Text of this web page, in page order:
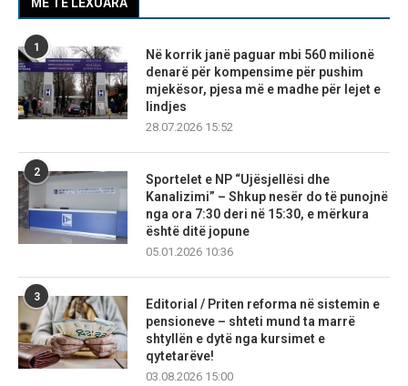
1
Në korrik janë paguar mbi 560 milionë
denarë për kompensime për pushim
mjekësor, pjesa më e madhe për lejet e
lindjes
28.07.2026 15:52
2
Sportelet e NP “Ujësjellësi dhe
Kanalizimi” – Shkup nesër do të punojnë
nga ora 7:30 deri në 15:30, e mërkura
është ditë jopune
05.01.2026 10:36
3
Editorial / Priten reforma në sistemin e
pensioneve – shteti mund ta marrë
shtyllën e dytë nga kursimet e
qytetarëve!
03.08.2026 15:00